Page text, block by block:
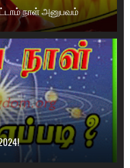
நாள் அனுபவம்